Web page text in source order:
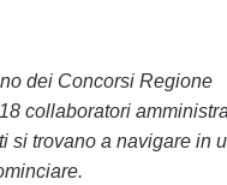
dei Concorsi Regione
collaboratori
si trovano a navigare in